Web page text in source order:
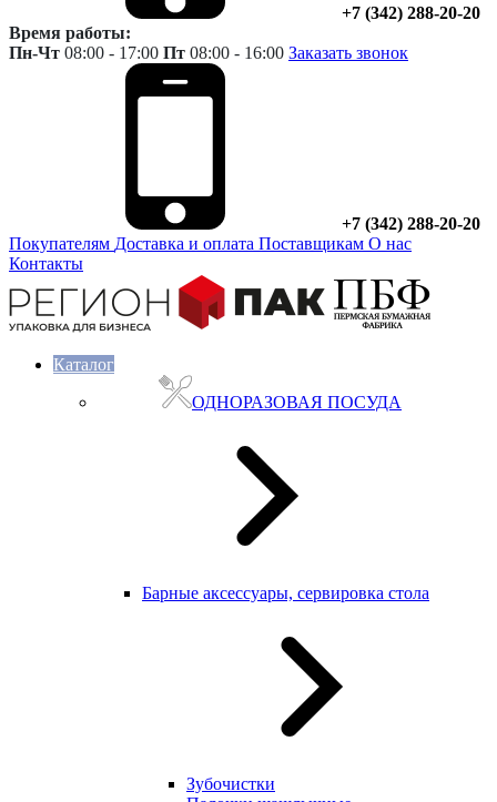
+7 (342) 288-20-20
Время работы:
Пн-Чт 08:00 - 17:00 Пт 08:00 - 16:00 Заказать звонок
+7 (342) 288-20-20
Покупателям Доставка и оплата Поставщикам О нас
Контакты
Каталог
ОДНОРАЗОВАЯ ПОСУДА
Барные аксессуары, сервировка стола
Зубочистки